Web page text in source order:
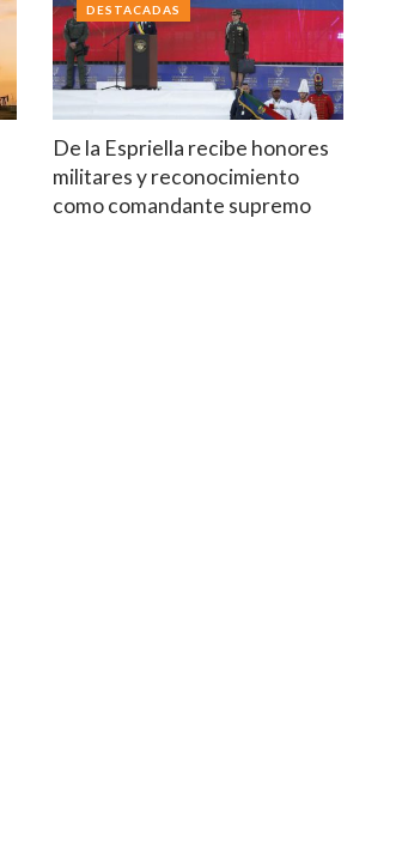
De la Espriella recibe honores
militares y reconocimiento
como comandante supremo
DESTACADAS